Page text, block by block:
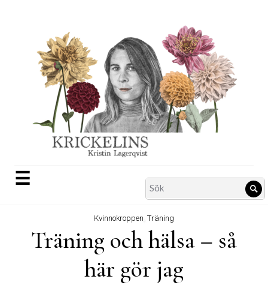
☰
Search
for:
Kvinnokroppen Träning
Träning och hälsa – så
här gör jag